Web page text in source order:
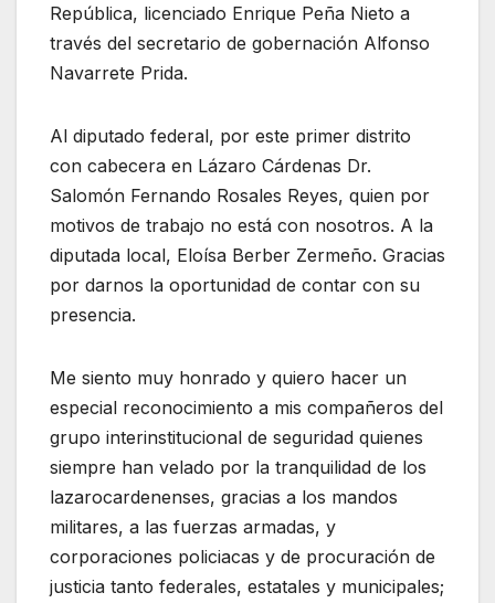
República, licenciado Enrique Peña Nieto a
través del secretario de gobernación Alfonso
Navarrete Prida.
Al diputado federal, por este primer distrito
con cabecera en Lázaro Cárdenas Dr.
Salomón Fernando Rosales Reyes, quien por
motivos de trabajo no está con nosotros. A la
diputada local, Eloísa Berber Zermeño. Gracias
por darnos la oportunidad de contar con su
presencia.
Me siento muy honrado y quiero hacer un
especial reconocimiento a mis compañeros del
grupo interinstitucional de seguridad quienes
siempre han velado por la tranquilidad de los
lazarocardenenses, gracias a los mandos
militares, a las fuerzas armadas, y
corporaciones policiacas y de procuración de
justicia tanto federales, estatales y municipales;